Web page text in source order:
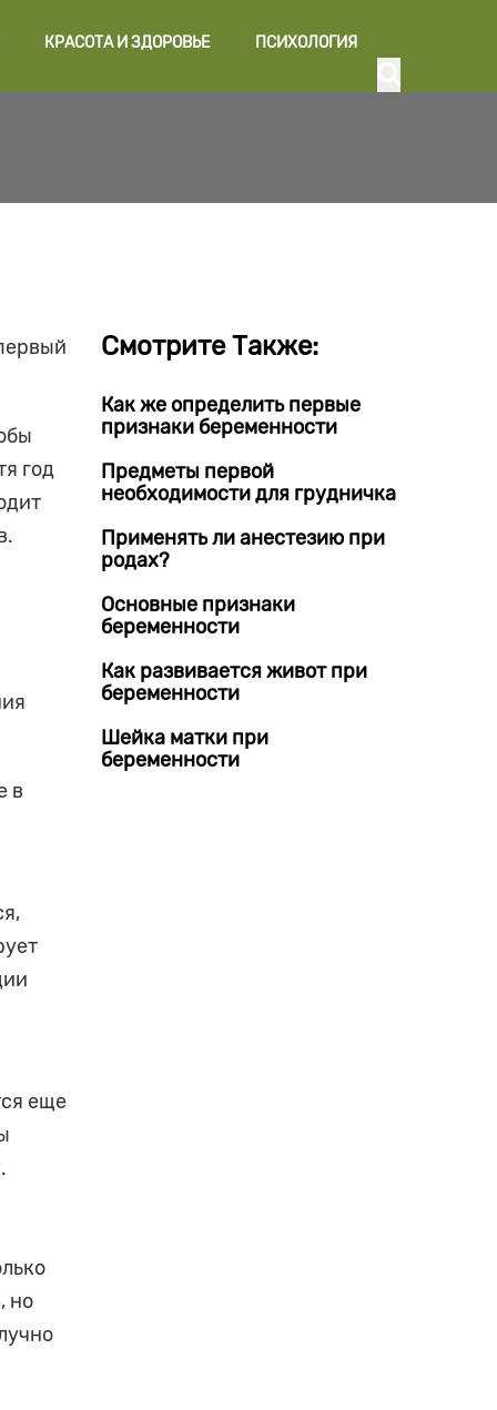
КРАСОТА И ЗДОРОВЬЕ ПСИХОЛОГИЯ
год
в
еще
, но
Смотрите Также:
Как же определить первые
признаки беременности
Предметы первой
необходимости для грудничка
Применять ли анестезию при
родах?
Основные признаки
беременности
Как развивается живот при
беременности
Шейка матки при
беременности